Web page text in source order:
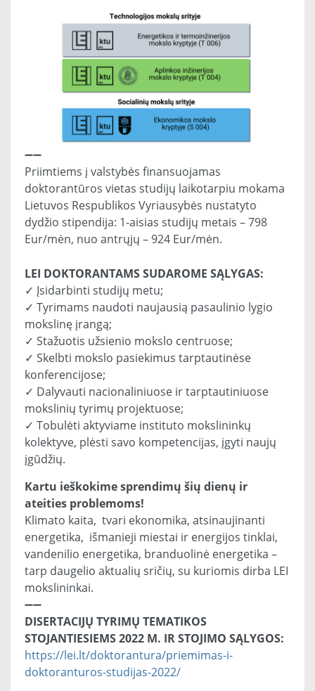
➖➖
Priimtiems į valstybės finansuojamas
doktorantūros vietas studijų laikotarpiu mokama
Lietuvos Respublikos Vyriausybės nustatyto
dydžio stipendija: 1-aisias studijų metais – 798
Eur/mėn, nuo antrųjų – 924 Eur/mėn.
LEI DOKTORANTAMS SUDAROME SĄLYGAS:
✓ Įsidarbinti studijų metu;
✓ Tyrimams naudoti naujausią pasaulinio lygio
mokslinę įrangą;
✓ Stažuotis užsienio mokslo centruose;
✓ Skelbti mokslo pasiekimus tarptautinėse
konferencijose;
✓ Dalyvauti nacionaliniuose ir tarptautiniuose
mokslinių tyrimų projektuose;
✓ Tobulėti aktyviame instituto mokslininkų
kolektyve, plėsti savo kompetencijas, įgyti naujų
įgūdžių.
Kartu ieškokime sprendimų šių dienų ir
ateities problemoms!
Klimato kaita, tvari ekonomika, atsinaujinanti
energetika, išmanieji miestai ir energijos tinklai,
vandenilio energetika, branduolinė energetika –
tarp daugelio aktualių sričių, su kuriomis dirba LEI
mokslininkai.
➖➖
DISERTACIJŲ TYRIMŲ TEMATIKOS
STOJANTIESIEMS 2022 M. IR STOJIMO SĄLYGOS:
https://lei.lt/doktorantura/priemimas-i-
doktoranturos-studijas-2022/